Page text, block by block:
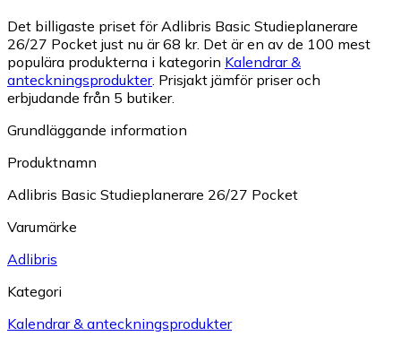
Det billigaste priset för Adlibris Basic Studieplanerare
26/27 Pocket just nu är 68 kr. Det är en av de 100 mest
populära produkterna i kategorin Kalendrar &
anteckningsprodukter. Prisjakt jämför priser och
erbjudande från 5 butiker.
Grundläggande information
Produktnamn
Adlibris Basic Studieplanerare 26/27 Pocket
Varumärke
Adlibris
Kategori
Kalendrar & anteckningsprodukter